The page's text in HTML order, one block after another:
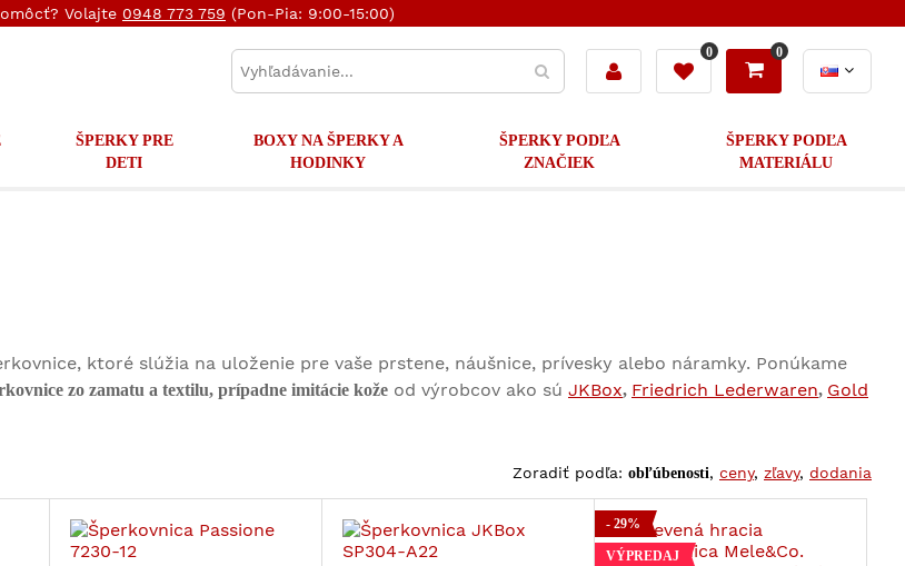
Volajte 0948 773 759 (Pon-Pia: 9:00-15:00)
0 0
ŠPERKY PRE
DETI
BOXY NA ŠPERKY A
HODINKY
ŠPERKY PODĽA
ZNAČIEK
ŠPERKY PODĽA
MATERIÁLU
ktoré slúžia na uloženie pre vaše prstene, náušnice, prívesky alebo náramky. Ponúkame
zo zamatu a textilu, prípadne imitácie kože od výrobcov ako sú JKBox, Friedrich Lederwaren, Gold
Zoradiť podľa: obľúbenosti, ceny, zľavy, dodania
- 29%
VÝPREDAJ